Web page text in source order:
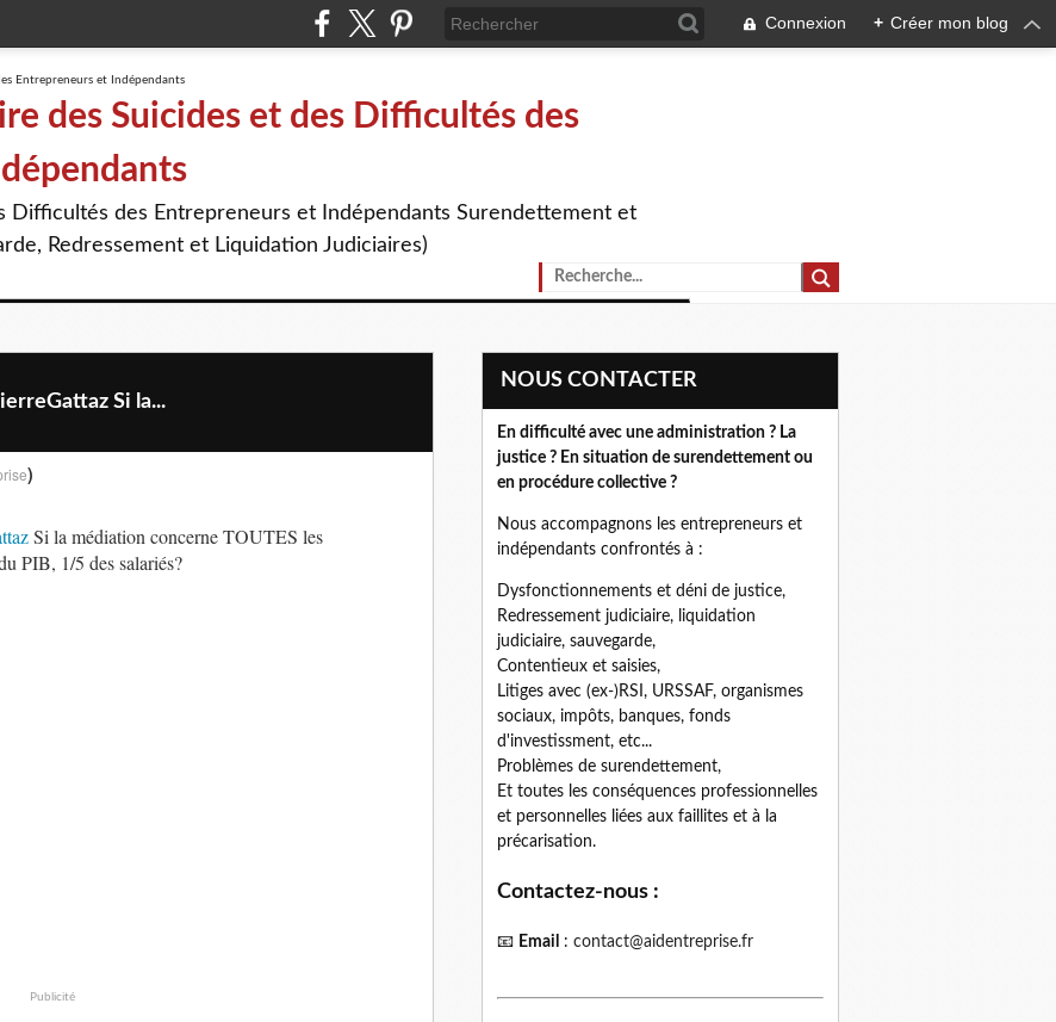
Connexion + Créer mon blog
des Suicides et des Difficultés des
Difficultés des Entrepreneurs et Indépendants Surendettement et
Redressement et Liquidation Judiciaires)
Si la...
Si la médiation concerne TOUTES les
PIB, 1/5 des salariés?
)
Publicité
NOUS CONTACTER
En difficulté avec une administration ? La
justice ? En situation de surendettement ou
en procédure collective ?
Nous accompagnons les entrepreneurs et
indépendants confrontés à :
Dysfonctionnements et déni de justice,
Redressement judiciaire, liquidation
judiciaire, sauvegarde,
Contentieux et saisies,
Litiges avec (ex-)RSI, URSSAF, organismes
sociaux, impôts, banques, fonds
d'investissment, etc...
Problèmes de surendettement,
Et toutes les conséquences professionnelles
et personnelles liées aux faillites et à la
précarisation.
Contactez-nous :
📧 Email : contact@aidentreprise.fr